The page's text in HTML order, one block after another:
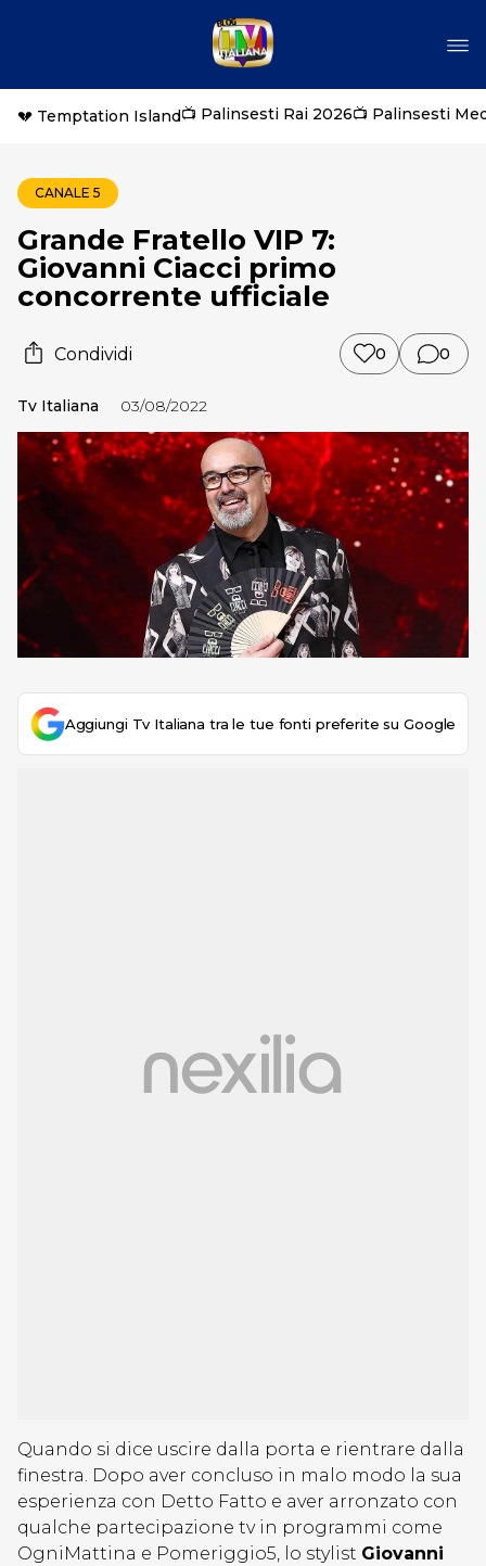
💔 Temptation Island📺 Palinsesti Rai 2026📺 Palinsesti
CANALE 5
Grande Fratello VIP 7:
Giovanni Ciacci primo
concorrente ufficiale
Condividi 0 0
Tv Italiana 03/08/2022
Aggiungi Tv Italiana tra le tue fonti preferite su Google
Quando si dice uscire dalla porta e rientrare dalla
finestra. Dopo aver concluso in malo modo la sua
esperienza con Detto Fatto e aver arronzato con
qualche partecipazione tv in programmi come
OgniMattina e Pomeriggio5, lo stylist Giovanni